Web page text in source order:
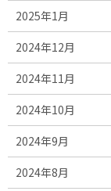
2025年1月
2024年12月
2024年11月
2024年10月
2024年9月
2024年8月